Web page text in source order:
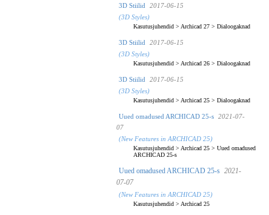
3D Stiilid
2017-06-15
(3D Styles)
Kasutusjuhendid > Archicad 27 > Dialoogaknad
3D Stiilid
2017-06-15
(3D Styles)
Kasutusjuhendid > Archicad 26 > Dialoogaknad
3D Stiilid
2017-06-15
(3D Styles)
Kasutusjuhendid > Archicad 25 > Dialoogaknad
Uued omadused ARCHICAD 25-s
2021-07-
07
(New Features in ARCHICAD 25)
Kasutusjuhendid > Archicad 25 > Uued omadused
ARCHICAD 25-s
Uued omadused ARCHICAD 25-s 2021-
07-07
(New Features in ARCHICAD 25)
Kasutusjuhendid > Archicad 25